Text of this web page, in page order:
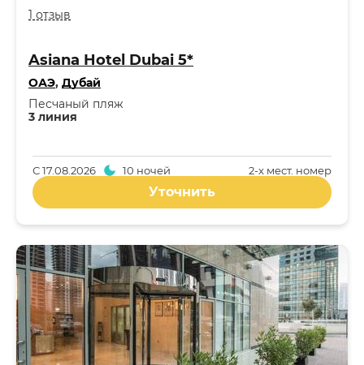
1 отзыв
Asiana Hotel Dubai 5*
ОАЭ, Дубай
3 линия
Песчаный пляж
2-x мест. номер
С17.08.2026 10 ночей
Уточнить